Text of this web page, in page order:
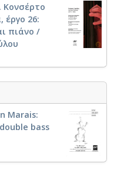
Κονσέρτο
έργο 26:
πιάνο /
Marais:
bass